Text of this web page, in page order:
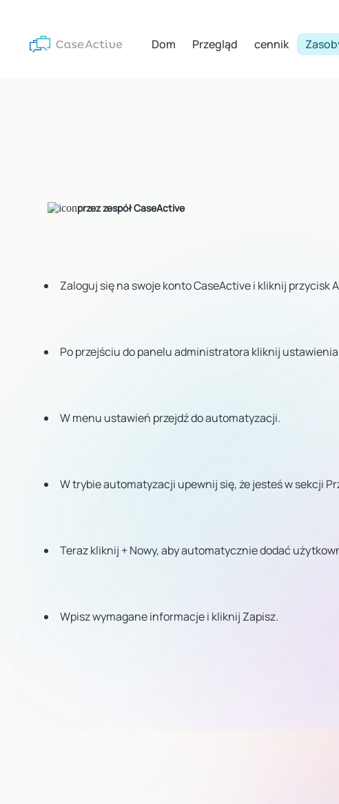
Dom Przegląd cennik
przez zespół CaseActive
Zaloguj się na swoje konto CaseActive i kliknij przycisk
Po przejściu do panelu administratora kliknij
W menu ustawień przejdź do automatyzacji.
W trybie automatyzacji upewnij się, że jesteś w sekcji
Teraz kliknij + Nowy, aby automatycznie dodać
Wpisz wymagane informacje i kliknij Zapisz.